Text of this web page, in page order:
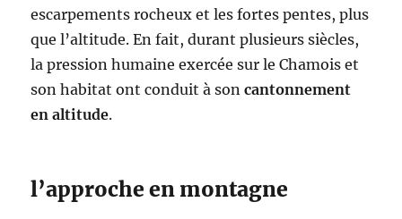
)
escarpements rocheux et les fortes pentes, plus
que l’altitude. En fait, durant plusieurs siècles,
la pression humaine exercée sur le Chamois et
son habitat ont conduit à soncantonnement
en altitude.
l’approche en montagne